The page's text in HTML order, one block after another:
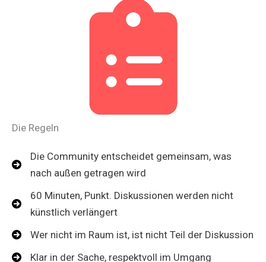
Die Regeln
Die Community entscheidet gemeinsam, was
nach außen getragen wird
60 Minuten, Punkt. Diskussionen werden nicht
künstlich verlängert
Wer nicht im Raum ist, ist nicht Teil der Diskussion
Klar in der Sache, respektvoll im Umgang